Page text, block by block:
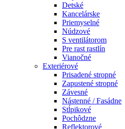
Detské
Kancelárske
Priemyselné
Núdzové
S ventilátorom
Pre rast rastlín
Vianočné
Exteriérové
Prisadené stropné
Zapustené stropné
Závesné
Nástenné / Fasádne
Stĺpikové
Pochôdzne
Reflektorové